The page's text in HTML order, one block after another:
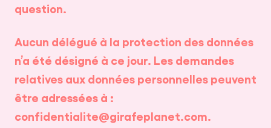
question.
Aucun délégué à la protection des données
n’a été désigné à ce jour. Les demandes
relatives aux données personnelles peuvent
être adressées à :
confidentialite@girafeplanet.com.